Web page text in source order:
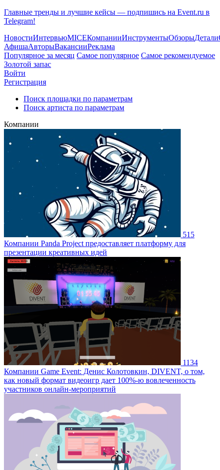
Главные тренды и лучшие кейсы — подпишись на Event.ru в
Telegram!
НовостиИнтервьюMICEКомпанииИнструментыОбзорыДетали
АфишаАвторыВакансииРеклама
Популярное за месяц Самое популярное Самое рекомендуемое
Золотой запас
Войти
Регистрация
Поиск площадки по параметрам
Поиск артиста по параметрам
Компании
515
Компании Panda Project предоставляет платформу для
презентации креативных идей
1134
Компании Game Event: Денис Колотовкин, DIVENT, о том,
как новый формат видеоигр дает 100%-ю вовлеченность
участников онлайн-мероприятий